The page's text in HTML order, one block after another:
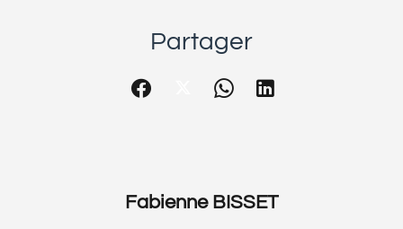
Partager
Fabienne BISSET